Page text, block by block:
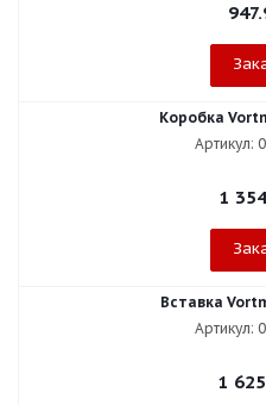
Коробка
Артикул:
1
Вставка
Артикул:
1